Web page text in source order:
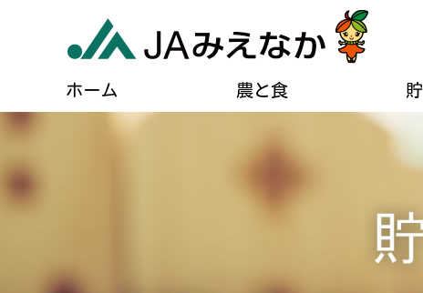
ホーム
農と食
農業に関するご案内
葬儀に関するご相談
JAについて
自己改
ディ
クイ